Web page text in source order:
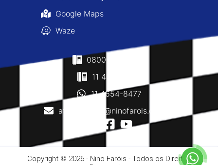
Google Maps
Waze
0800-400-8477
11 4610-0160
11 4654-8477
atendimento@ninofarois.com.br
Copyright © 2026 - Nino Faróis - Todos os Direitos